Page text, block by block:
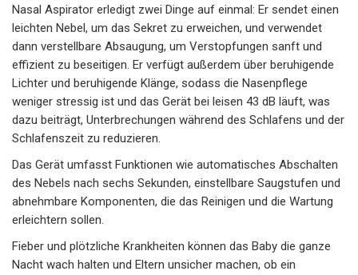
Nasal Aspirator erledigt zwei Dinge auf einmal: Er sendet einen
leichten Nebel, um das Sekret zu erweichen, und verwendet
dann verstellbare Absaugung, um Verstopfungen sanft und
effizient zu beseitigen. Er verfügt außerdem über beruhigende
Lichter und beruhigende Klänge, sodass die Nasenpflege
weniger stressig ist und das Gerät bei leisen 43 dB läuft, was
dazu beiträgt, Unterbrechungen während des Schlafens und der
Schlafenszeit zu reduzieren.
Das Gerät umfasst Funktionen wie automatisches Abschalten
des Nebels nach sechs Sekunden, einstellbare Saugstufen und
abnehmbare Komponenten, die das Reinigen und die Wartung
erleichtern sollen.
Fieber und plötzliche Krankheiten können das Baby die ganze
Nacht wach halten und Eltern unsicher machen, ob ein